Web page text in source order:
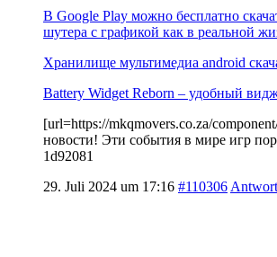
В Google Play можно бесплатно
шутера с графикой как в реальной
Хранилище мультимедиа android
Battery Widget Reborn – удобный
[url=https://mkqmovers.co.za/
новости! Эти события в мире игр
1d92081
29. Juli 2024 um 17:16 #110306 Antwort